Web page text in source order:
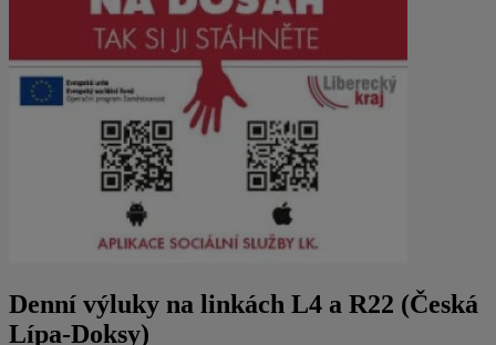
Denní výluky na linkách L4 a R22 (Česká
Lípa-Doksy)